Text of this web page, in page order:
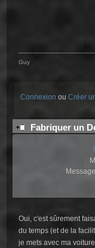
Guy
Connexion ouCréer
Fabriquer un
Oui, c'est sûrement
du temps (et de la
je mets avec ma